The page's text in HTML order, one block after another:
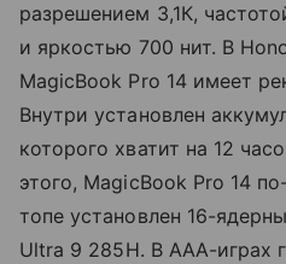
разрешением 3,1К,
и яркостью 700 нит. В
MagicBook Pro 14 имеет
Внутри установлен
которого хватит на 12
этого, MagicBook Pro 14
топе установлен 16-
Ultra 9 285H. В ААА-играх